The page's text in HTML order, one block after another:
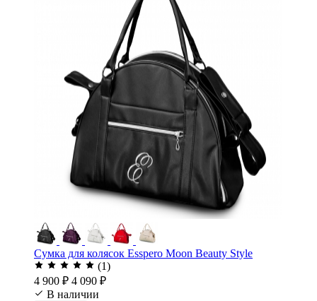
Сумка для колясок Esspero Moon Beauty Style
(1)
4 900 ₽ 4 090 ₽
В наличии